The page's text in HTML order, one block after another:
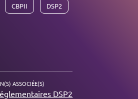
CBPII DSP2
ASSOCIÉE(S)
DSP2